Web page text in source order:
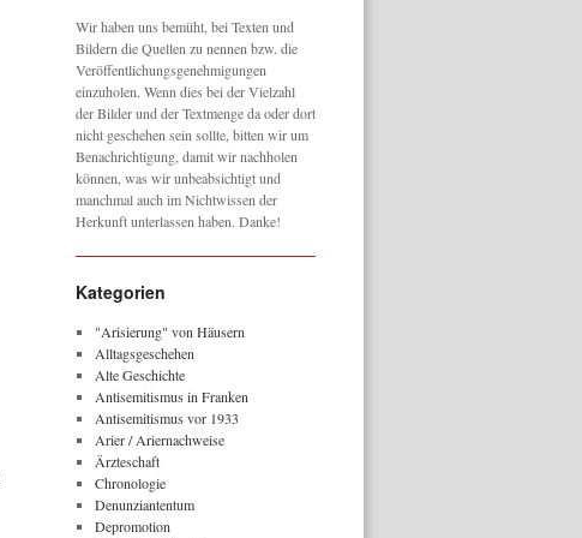
Wir haben uns bemüht, bei Texten und
Bildern die Quellen zu nennen bzw. die
Veröffentlichungsgenehmigungen
einzuholen. Wenn dies bei der Vielzahl
der Bilder und der Textmenge da oder dort
nicht geschehen sein sollte, bitten wir um
Benachrichtigung, damit wir nachholen
können, was wir unbeabsichtigt und
manchmal auch im Nichtwissen der
Herkunft unterlassen haben. Danke!
Kategorien
"Arisierung" von Häusern
Alltagsgeschehen
Alte Geschichte
Antisemitismus in Franken
Antisemitismus vor 1933
Arier / Ariernachweise
Ärzteschaft
Chronologie
Denunziantentum
Depromotion